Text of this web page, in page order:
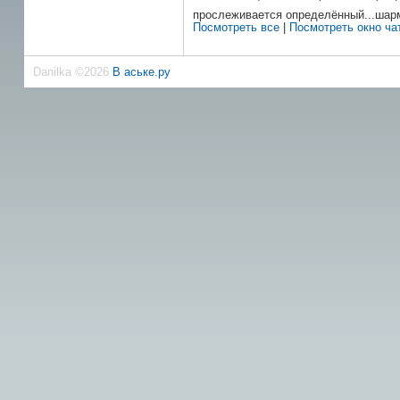
прослеживается
Посмотреть все| Посмотреть окно
Danilka ©2026 В аське.ру